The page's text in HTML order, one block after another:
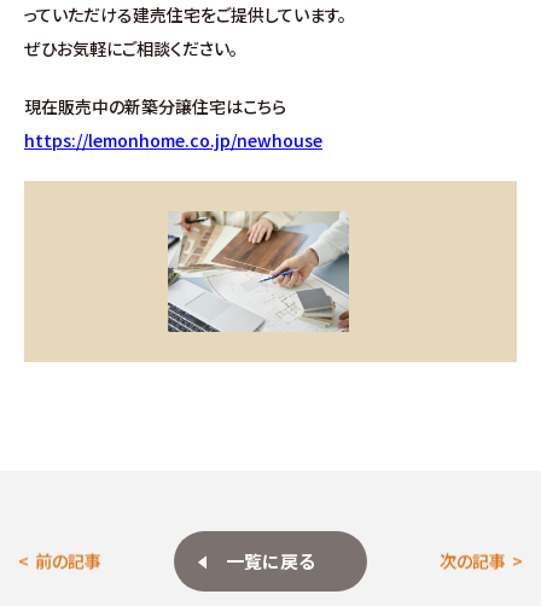
∟スタッフ紹介
∟総合お問い合わせ
∟資料請求
∟来場予約
っていただける建売住宅をご提供しています。
ぜひお気軽にご相談ください。
現在販売中の新築分譲住宅はこちら
https://lemonhome.co.jp/newhouse
前の記事 一覧に戻る 次の記事